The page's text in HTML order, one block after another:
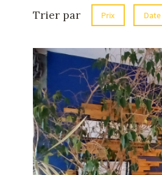
Trier par Prix Date